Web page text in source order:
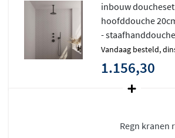
aansluitingen en een verstelbare
regendouche heeft een dikte van 5 mm
waterverbruik van 8 tot 10 liter per
van de gekozen diameter. Alle
gemaakt van hoogwaardig messing en
duurzame coatings, wat zorgt voor een
inbouw
hoofddouche
- staafhanddouche
vandaag besteld,
1.156,30
Regn kranen